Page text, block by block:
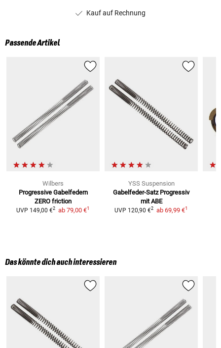
Kauf auf Rechnung
Passende Artikel
Wilbers
Progressive Gabelfedern
ZERO friction
UVP 149,00 €2 ab 79,00 €1
YSS Suspension
Gabelfeder-Satz Progressiv
mit ABE
UVP 120,90 €2 ab 69,99 €1
Das könnte dich auch interessieren